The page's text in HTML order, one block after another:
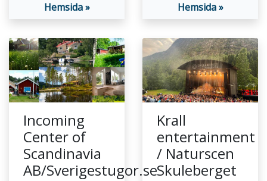
Hemsida » Hemsida »
Incoming
Center of
Scandinavia
AB/Sverigestugor.se
Krall
entertainment
/ Naturscen
Skuleberget